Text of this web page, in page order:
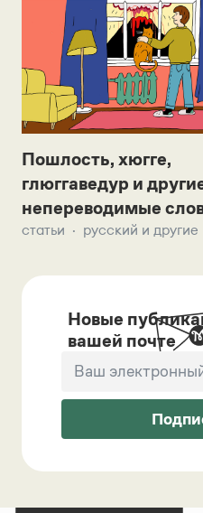
Пошлость, хюгге,
глюггаведур и
непереводимые
статьи русский и другие
Новые
вашей почте